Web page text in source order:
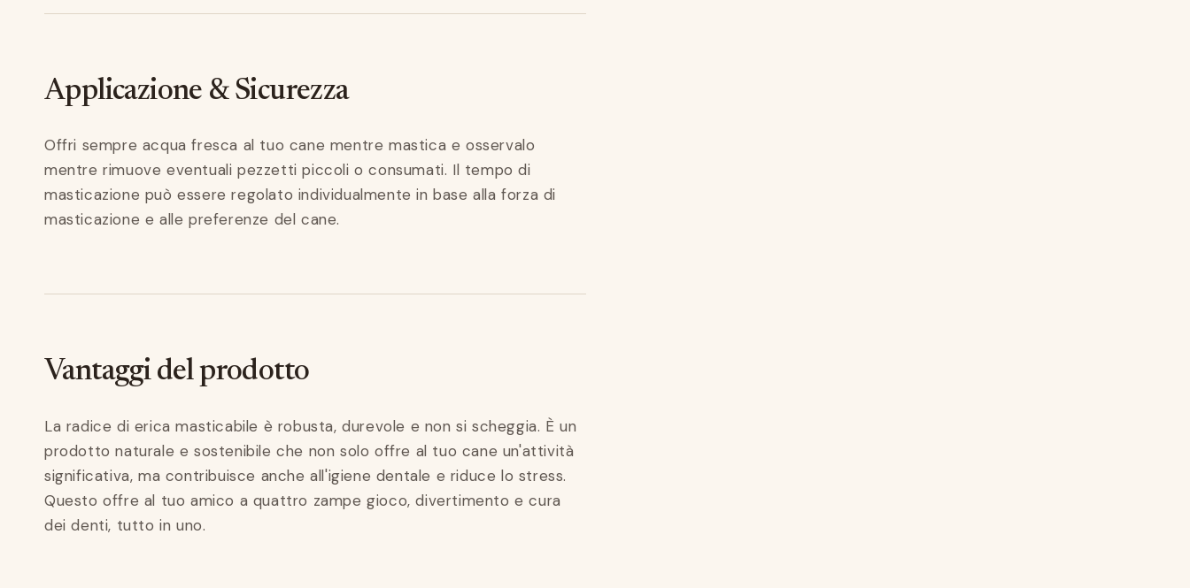
Applicazione & Sicurezza
Offri sempre acqua fresca al tuo cane mentre mastica e osservalo
mentre rimuove eventuali pezzetti piccoli o consumati. Il tempo di
masticazione può essere regolato individualmente in base alla forza di
masticazione e alle preferenze del cane.
Vantaggi del prodotto
La radice di erica masticabile è robusta, durevole e non si scheggia. È un
prodotto naturale e sostenibile che non solo offre al tuo cane un'attività
significativa, ma contribuisce anche all'igiene dentale e riduce lo stress.
Questo offre al tuo amico a quattro zampe gioco, divertimento e cura
dei denti, tutto in uno.